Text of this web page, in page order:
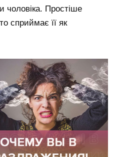
чоловіка. Простіше
сприймає її як